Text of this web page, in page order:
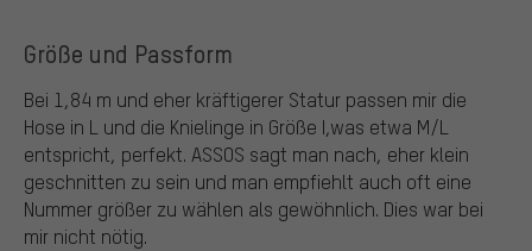
Größe und Passform
Bei 1,84 m und eher kräftigerer Statur passen mir die
Hose in L und die Knielinge in Größe I,was etwa M/L
entspricht, perfekt. ASSOS sagt man nach, eher klein
geschnitten zu sein und man empfiehlt auch oft eine
Nummer größer zu wählen als gewöhnlich. Dies war bei
mir nicht nötig.